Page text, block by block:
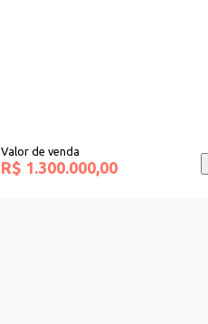
Valor de venda
R$ 1.300.000,00